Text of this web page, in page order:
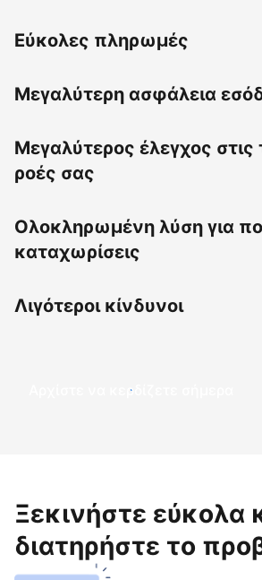
Εύκολες πληρωμές
Μεγαλύτερη ασφάλεια
Μεγαλύτερος έλεγχος στις
ροές σας
Ολοκληρωμένη λύση για
καταχωρίσεις
Λιγότεροι κίνδυνοι
Αρχίστε να κερδίζετε σήμερα
Ξεκινήστε εύκολα
διατηρήστε το